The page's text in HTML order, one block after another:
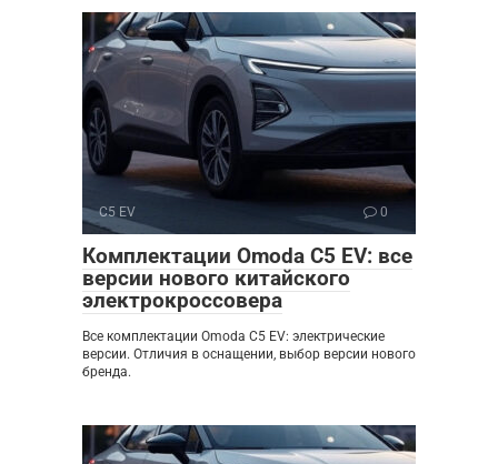
C5 EV 0
Комплектации Omoda C5 EV: все
версии нового китайского
электрокроссовера
Все комплектации Omoda C5 EV: электрические
версии. Отличия в оснащении, выбор версии нового
бренда.